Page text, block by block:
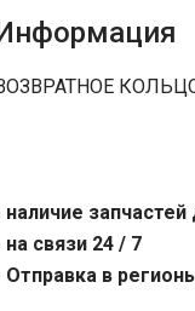
наличие
на связи 24 / 7
Отправка в